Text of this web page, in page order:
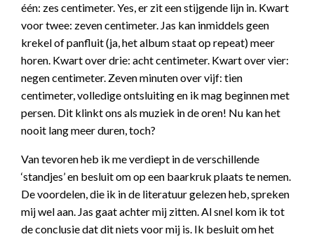
één: zes centimeter. Yes, er zit een stijgende lijn in. Kwart
voor twee: zeven centimeter. Jas kan inmiddels geen
krekel of panfluit (ja, het album staat op repeat) meer
horen. Kwart over drie: acht centimeter. Kwart over vier:
negen centimeter. Zeven minuten over vijf: tien
centimeter, volledige ontsluiting en ik mag beginnen met
persen. Dit klinkt ons als muziek in de oren! Nu kan het
nooit lang meer duren, toch?
Van tevoren heb ik me verdiept in de verschillende
‘standjes’ en besluit om op een baarkruk plaats te nemen.
De voordelen, die ik in de literatuur gelezen heb, spreken
mij wel aan. Jas gaat achter mij zitten. Al snel kom ik tot
de conclusie dat dit niets voor mij is. Ik besluit om het